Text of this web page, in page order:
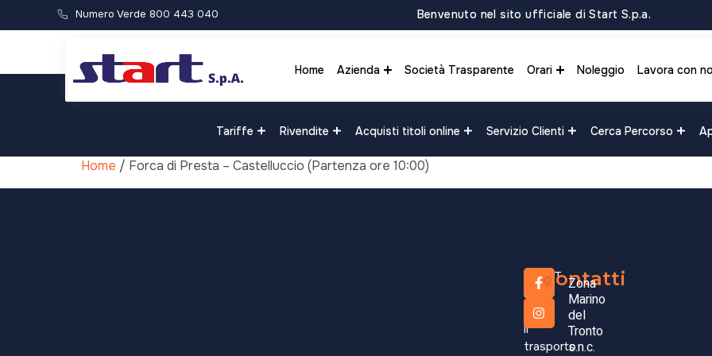
Numero Verde 800 443 040 Benvenuto nel sito ufficiale di Start S.p.a.
Home Azienda Società Trasparente Orari Noleggio Lavora con
Tariffe Rivendite Acquisti titoli online Servizio Clienti Cerca Percorso
Home / Forca di Presta – Castelluccio (Partenza ore 10:00)
0,01€
START
S.p.A.
opera
il
trasporto
Contatti
Zona
Marino
del
Tronto
s.n.c.